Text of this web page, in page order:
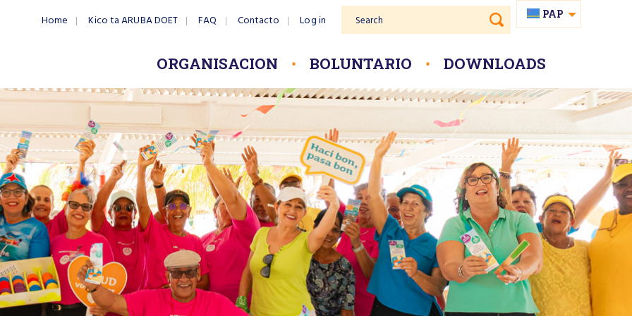
PAP
ORGANISACION BOLUNTARIO DOWNLOADS
Home Kico ta ARUBA DOET FAQ Contacto Log in Search